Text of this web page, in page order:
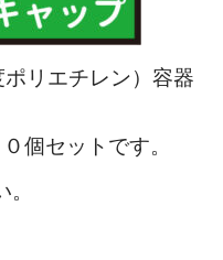
リエチレン）容器
個セットです。